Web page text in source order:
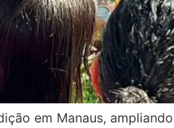
em Manaus,